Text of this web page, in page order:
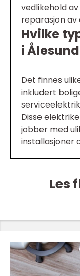
vedlikehold
reparasjon
Hvilke
i
Det finnes
inkludert
Disse
jobber med
installasjoner
Les